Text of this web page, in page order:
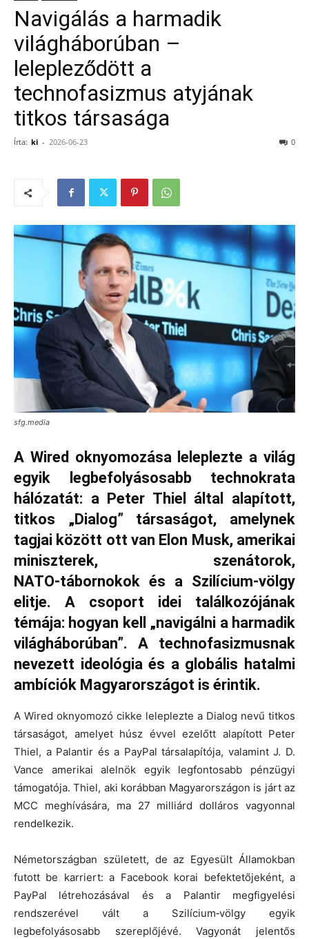
Navigálás a harmadik
világháborúban –
lelepleződött a
technofasizmus atyjának
titkos társasága
Írta: ki - 2026-06-23 0
sfg.media
A Wired oknyomozása leleplezte a világ
egyik legbefolyásosabb technokrata
hálózatát: a Peter Thiel által alapított,
titkos „Dialog” társaságot, amelynek
tagjai között ott van Elon Musk, amerikai
miniszterek, szenátorok,
NATO‑tábornokok és a Szilícium‑völgy
elitje. A csoport idei találkozójának
témája: hogyan kell „navigálni a harmadik
világháborúban”. A technofasizmusnak
nevezett ideológia és a globális hatalmi
ambíciók Magyarországot is érintik.
A Wired oknyomozó cikke leleplezte a Dialog nevű titkos
társaságot, amelyet húsz évvel ezelőtt alapított Peter
Thiel, a Palantir és a PayPal társalapítója, valamint J. D.
Vance amerikai alelnök egyik legfontosabb pénzügyi
támogatója. Thiel, aki korábban Magyarországon is járt az
MCC meghívására, ma 27 milliárd dolláros vagyonnal
rendelkezik.
Németországban született, de az Egyesült Államokban
futott be karriert: a Facebook korai befektetőjeként, a
PayPal létrehozásával és a Palantir megfigyelési
rendszerével vált a Szilícium‑völgy egyik
legbefolyásosabb szereplőjévé. Vagyonát jelentős